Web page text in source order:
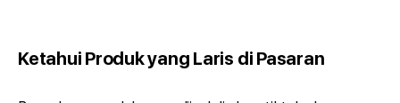
Ketahui Produk yang Laris di Pasaran